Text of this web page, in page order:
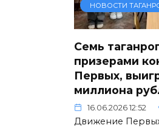
НОВОСТИ
Семь
призерами
Первых,
миллиона
16.06.2026 12:52
Движение